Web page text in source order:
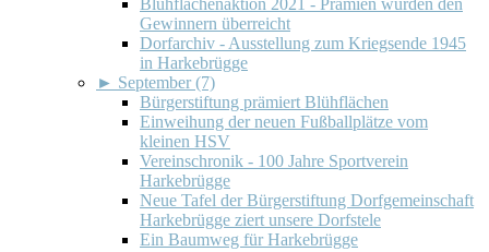
Blühflächenaktion 2021 - Prämien wurden den
Gewinnern überreicht
Dorfarchiv - Ausstellung zum Kriegsende 1945
in Harkebrügge
► September (7)
Bürgerstiftung prämiert Blühflächen
Einweihung der neuen Fußballplätze vom
kleinen HSV
Vereinschronik - 100 Jahre Sportverein
Harkebrügge
Neue Tafel der Bürgerstiftung Dorfgemeinschaft
Harkebrügge ziert unsere Dorfstele
Ein Baumweg für Harkebrügge